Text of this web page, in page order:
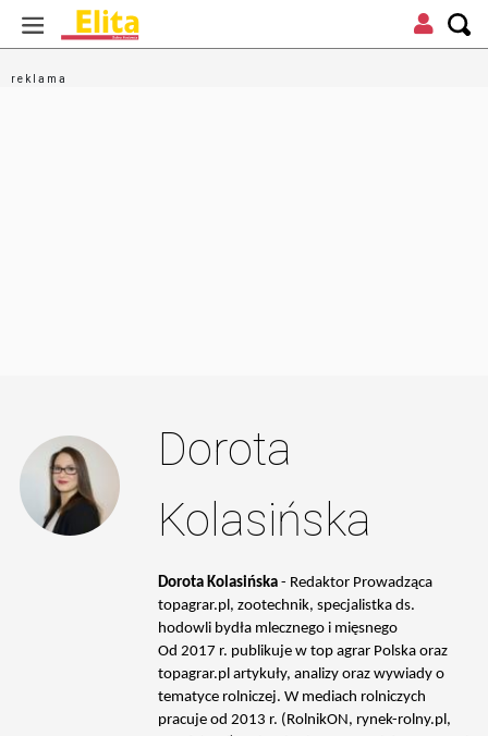
Dorota
Kolasińska
Dorota Kolasińska- Redaktor Prowadząca
topagrar.pl, zootechnik, specjalistka ds.
hodowli bydła mlecznego i mięsnego
Od 2017 r. publikuje w top agrar Polska oraz
topagrar.pl artykuły, analizy oraz wywiady o
tematyce rolniczej. W mediach rolniczych
pracuje od 2013 r. (RolnikON, rynek-rolny.pl,